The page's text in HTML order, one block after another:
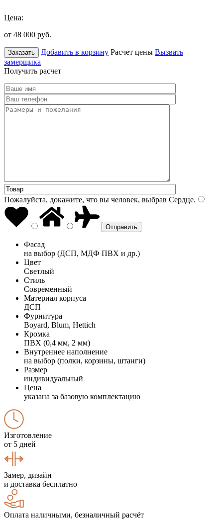
Цена:
от 48 000 руб.
Заказать Добавить в корзину Расчет цены Вызвать
замерщика
Получить расчет
Пожалуйста, докажите, что вы человек, выбрав Сердце.
Фасад
на выбор (ДСП, МДФ ПВХ и др.)
Цвет
Светлый
Стиль
Современный
Материал корпуса
ДСП
Фурнитура
Boyard, Blum, Hettich
Кромка
ПВХ (0,4 мм, 2 мм)
Внутреннее наполнение
на выбор (полки, корзины, штанги)
Размер
индивидуальный
Цена
указана за базовую комплектацию
Изготовление
от 5 дней
Замер, дизайн
и доставка бесплатно
Оплата наличными, безналичный расчёт